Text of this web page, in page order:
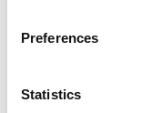
Preferences
Statistics